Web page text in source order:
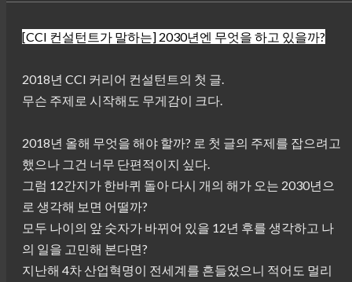
[CCI 컨설턴트가 말하는] 2030년엔 무엇을 하고 있을까?
2018년 CCI 커리어 컨설턴트의 첫 글.
무슨 주제로 시작해도 무게감이 크다.
2018년 올해 무엇을 해야 할까? 로 첫 글의 주제를 잡으려고
했으나 그건 너무 단편적이지 싶다.
그럼 12간지가 한바퀴 돌아 다시 개의 해가 오는 2030년으
로 생각해 보면 어떨까?
모두 나이의 앞 숫자가 바뀌어 있을 12년 후를 생각하고 나
의 일을 고민해 본다면?
지난해 4차 산업혁명이 전세계를 흔들었으니 적어도 멀리